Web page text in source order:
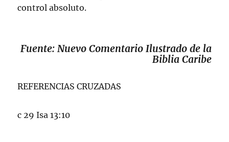
control absoluto.
Fuente: Nuevo Comentario Ilustrado de la
Biblia Caribe
REFERENCIAS CRUZADAS
c 29 Isa 13:10